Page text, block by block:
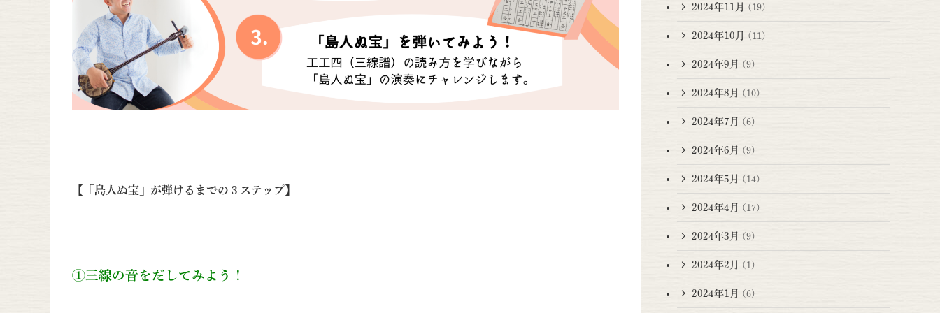
【「島人ぬ宝」が弾けるまでの３ステップ】
①三線の音をだしてみよう！
2024年11月 (19)
2024年10月 (11)
2024年9月 (9)
2024年8月 (10)
2024年7月 (6)
2024年6月 (9)
2024年5月 (14)
2024年4月 (17)
2024年3月 (9)
2024年2月 (1)
2024年1月 (6)